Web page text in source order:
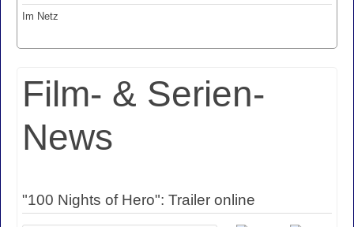
Im Netz
Film- & Serien-
News
"100 Nights of Hero": Trailer online